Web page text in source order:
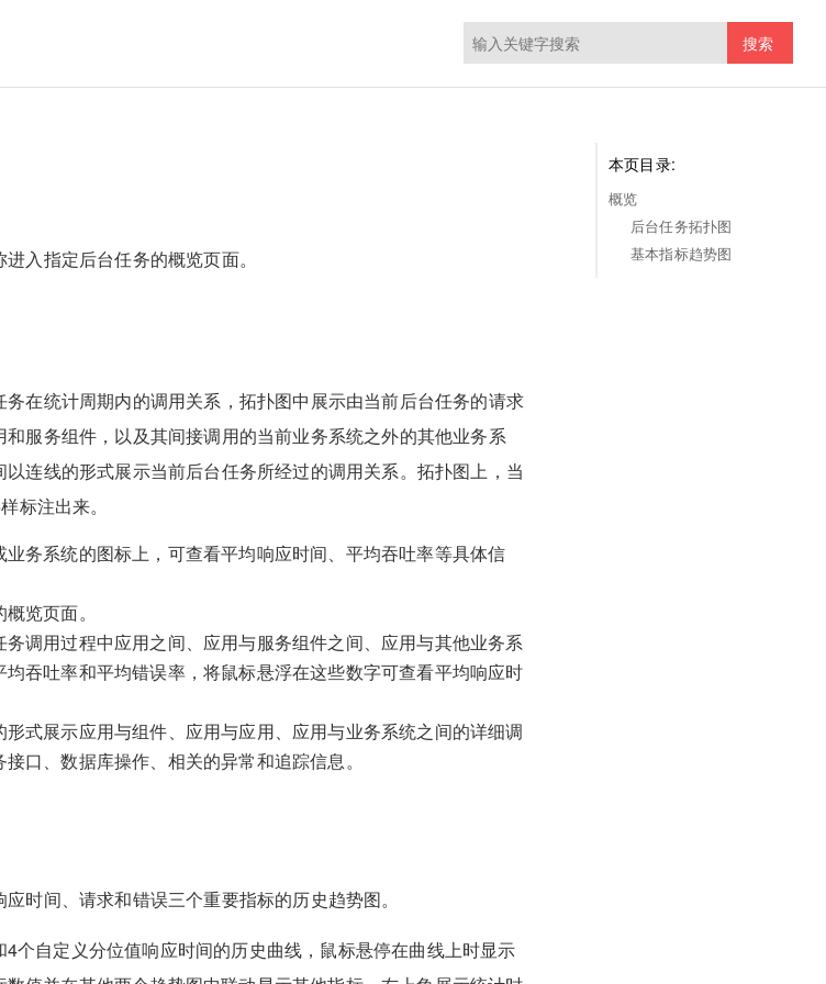
搜索
本页目录:
概览
后台任务拓扑图
基本指标趋势图
入指定后台任务的概览页面。
在统计周期内的调用关系，拓扑图中展示由当前后台任务的请求
服务组件，以及其间接调用的当前业务系统之外的其他业务系
连线的形式展示当前后台任务所经过的调用关系。拓扑图上，当
标注出来。
务系统的图标上，可查看平均响应时间、平均吞吐率等具体信
览页面。
调用过程中应用之间、应用与服务组件之间、应用与其他业务系
吞吐率和平均错误率，将鼠标悬浮在这些数字可查看平均响应时
式展示应用与组件、应用与应用、应用与业务系统之间的详细调
口、数据库操作、相关的异常和追踪信息。
时间、请求和错误三个重要指标的历史趋势图。
个自定义分位值响应时间的历史曲线，鼠标悬停在曲线上时显示